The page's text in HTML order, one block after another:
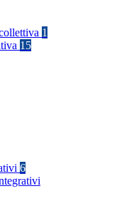
1
15
6